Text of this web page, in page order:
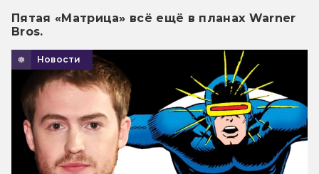
Пятая «Матрица» всё ещё в планах Warner
Bros.
Новости